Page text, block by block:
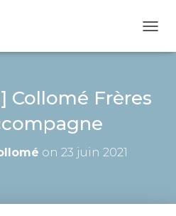
U
R
Collomé Frères
on 23 juin 2021